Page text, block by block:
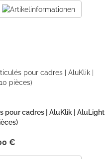
pour cadres | AluKlik | AluLight
€